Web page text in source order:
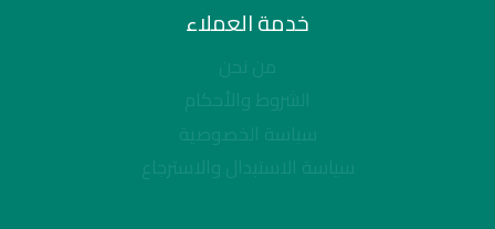
خدمة العملاء
من نحن
الشروط والأحكام
سياسة الخصوصية
سياسة الاستبدال والاسترجاع